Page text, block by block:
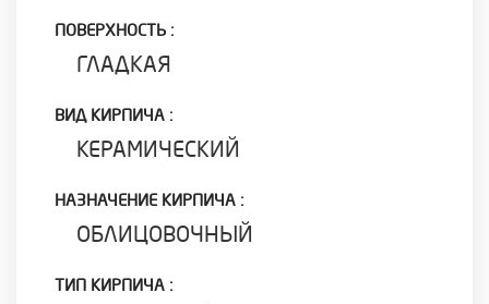
ПОВЕРХНОСТЬ :
ГЛАДКАЯ
ВИД КИРПИЧА :
КЕРАМИЧЕСКИЙ
НАЗНАЧЕНИЕ КИРПИЧА :
ОБЛИЦОВОЧНЫЙ
ТИП КИРПИЧА :